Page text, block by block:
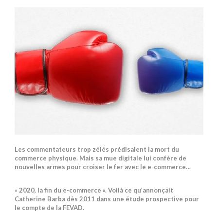
Les commentateurs trop zélés prédisaient la mort du
commerce physique. Mais sa mue digitale lui confère de
nouvelles armes pour croiser le fer avec le e-commerce…
« 2020, la fin du e-commerce ». Voilà ce qu’annonçait
Catherine Barba dès 2011 dans une étude prospective pour
le compte de la FEVAD.